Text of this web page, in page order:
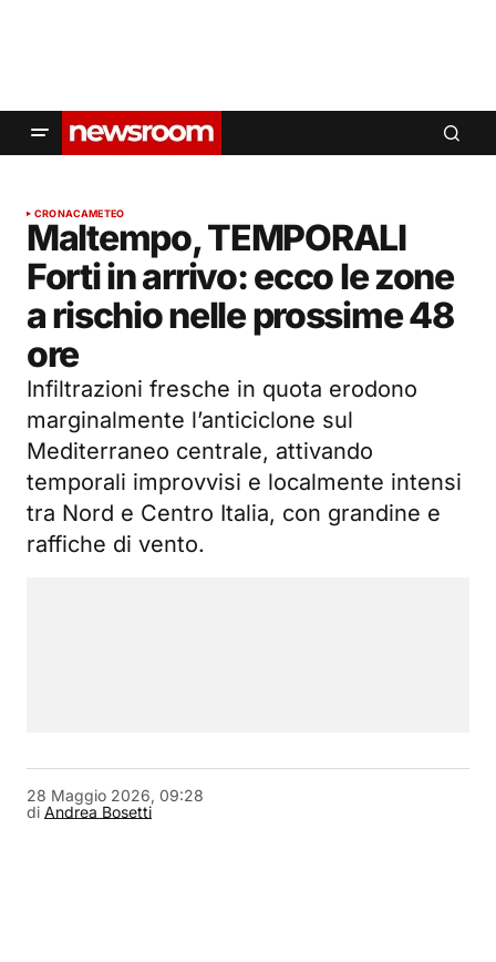
CRONACAMETEO
Maltempo, TEMPORALI
Forti in arrivo: ecco le zone
a rischio nelle prossime 48
ore
Infiltrazioni fresche in quota erodono
marginalmente l’anticiclone sul
Mediterraneo centrale, attivando
temporali improvvisi e localmente intensi
tra Nord e Centro Italia, con grandine e
raffiche di vento.
di Andrea Bosetti
28 Maggio 2026, 09:28